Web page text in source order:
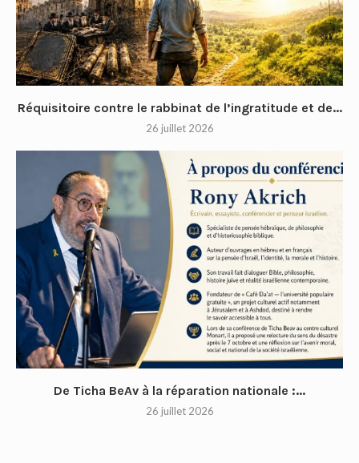
Réquisitoire contre le rabbinat de l’ingratitude et de...
26 juillet 2026
De Ticha BeAv à la réparation nationale :...
26 juillet 2026